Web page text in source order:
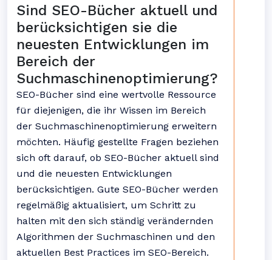
Sind SEO-Bücher aktuell und
berücksichtigen sie die
neuesten Entwicklungen im
Bereich der
Suchmaschinenoptimierung?
SEO-Bücher sind eine wertvolle Ressource
für diejenigen, die ihr Wissen im Bereich
der Suchmaschinenoptimierung erweitern
möchten. Häufig gestellte Fragen beziehen
sich oft darauf, ob SEO-Bücher aktuell sind
und die neuesten Entwicklungen
berücksichtigen. Gute SEO-Bücher werden
regelmäßig aktualisiert, um Schritt zu
halten mit den sich ständig verändernden
Algorithmen der Suchmaschinen und den
aktuellen Best Practices im SEO-Bereich.